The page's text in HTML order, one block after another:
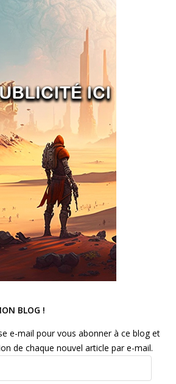
BLOG !
e-mail pour vous abonner à ce blog et
de chaque nouvel article par e-mail.